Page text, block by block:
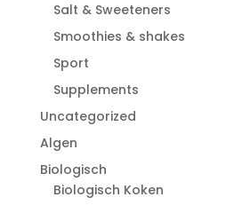
Salt & Sweeteners
Smoothies & shakes
Sport
Supplements
Uncategorized
Algen
Biologisch
Biologisch Koken